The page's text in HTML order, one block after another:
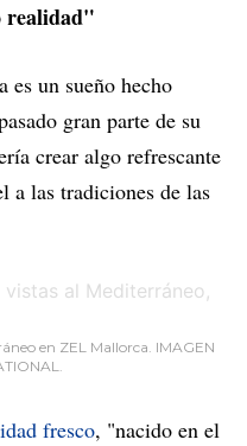
realidad"
un sueño hecho
gran parte de su
crear algo refrescante
a las tradiciones de las
en ZEL Mallorca. IMAGEN
fresco, "nacido en el